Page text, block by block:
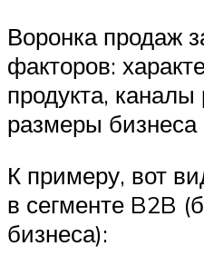
Воронка продаж
факторов:
продукта,
размеры бизнеса
К примеру, вот
в сегменте B2B
бизнеса):